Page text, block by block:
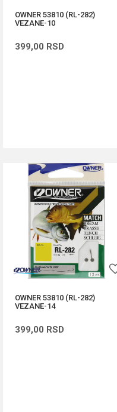
OWNER 53810 (RL-282)
VEZANE-10
399,00 RSD
OWNER 53810 (RL-282)
VEZANE-14
399,00 RSD